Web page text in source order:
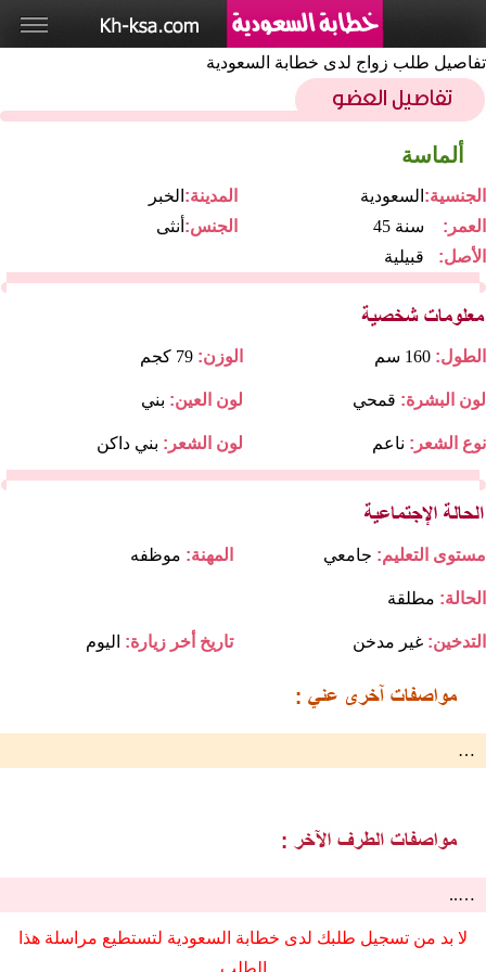
تفاصيل طلب زواج لدى خطابة السعودية
ألماسة
الخبر المدينة: السعودية الجنسية:
أنثى الجنس: 45 سنة
العمر:
قبيلية
الأصل:
الوزن: 79 كجم الطول: 160 سم
لون العين: بني لون البشرة: قمحي
لون الشعر: بني داكن نوع الشعر: ناعم
المهنة: موظفه مستوى التعليم: جامعي
الحالة: مطلقة
تاريخ أخر زيارة: اليوم التدخين: غير مدخن
…
…..
لا بد من تسجيل طلبك لدى خطابة السعودية لتستطيع مراسلة هذا
الطلب